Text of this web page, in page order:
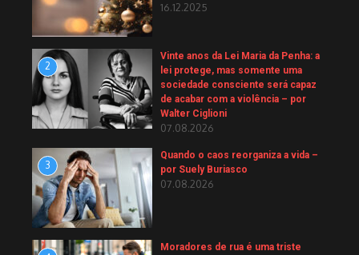
16.12.2025
2
Vinte anos da Lei Maria da Penha: a
lei protege, mas somente uma
sociedade consciente será capaz
de acabar com a violência – por
Walter Ciglioni
07.08.2026
3
Quando o caos reorganiza a vida –
por Suely Buriasco
07.08.2026
Moradores de rua é uma triste